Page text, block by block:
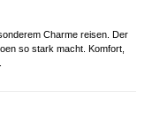
Charme reisen. Der
so stark macht. Komfort,